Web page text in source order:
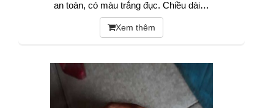
an toàn, có màu trắng đục. Chiều dài…
Xem thêm